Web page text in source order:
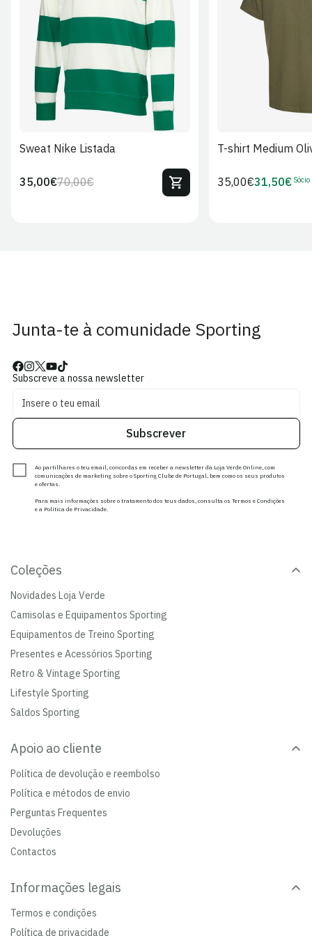
S XL 2XL
Sweat Nike Listada
Preço
70,00€Preço
35,00€
T-shirt Medium
Preço
35,00€Preço
31,50€ Sócio
Junta-te à comunidade Sporting
Subscreve a nossa newsletter
Subscrever
Ao partilhares o teu email, concordas em receber a newsletter da Loja Verde Online, com
comunicações de marketing sobre o Sporting Clube de Portugal, bem como os seus produtos
e ofertas.
Para mais informações sobre o tratamento dos teus dados, consulta os Termos e Condições
e a Política de Privacidade.
Coleções
Novidades Loja Verde
Camisolas e Equipamentos Sporting
Equipamentos de Treino Sporting
Presentes e Acessórios Sporting
Retro & Vintage Sporting
Lifestyle Sporting
Saldos Sporting
Apoio ao cliente
Política de devolução e reembolso
Política e métodos de envio
Perguntas Frequentes
Devoluções
Contactos
Informações legais
Termos e condições
Política de privacidade